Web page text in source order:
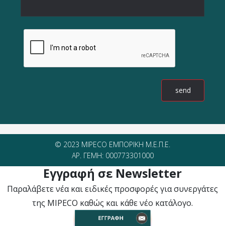
© 2023 MIPECO ΕΜΠΟΡΙΚΗ Μ.Ε.Π.Ε.
ΑΡ. ΓΕΜΗ: 000773301000
Εγγραφή σε Newsletter
Παραλάβετε νέα και ειδικές προσφορές για συνεργάτες
της MIPECO καθώς και κάθε νέο κατάλογο.